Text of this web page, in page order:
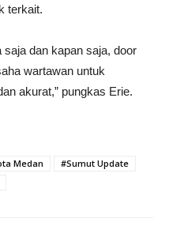
terkait.
saja dan kapan saja, door
wartawan untuk
akurat,” pungkas Erie.
Medan
#Sumut Update